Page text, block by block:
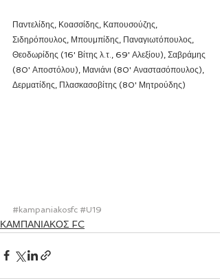
Παντελίδης, Κοασσίδης, Καπουσούζης,
Σιδηρόπουλος, Μπουμπίδης, Παναγιωτόπουλος,
Θεοδωρίδης (16' Βίτης λ.τ., 69' Αλεξίου), Σαβράμης
(80' Αποστόλου), Μανιάνι (80' Αναστασόπουλος),
Δερματίδης, Πλασκασοβίτης (80' Μητρούδης)
#kampaniakosfc #U19
ΚΑΜΠΑΝΙΑΚΟΣ FC